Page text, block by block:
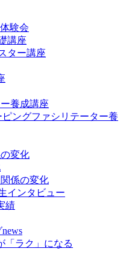
験会
講座
ター講座
養成講座
ピングファシリテーター養
変化
係の変化
インタビュー
績
「ラク」になる